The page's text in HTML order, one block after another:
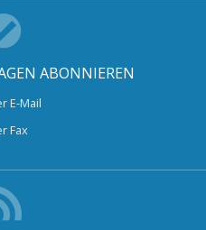
ABONNIEREN
E-Mail
Fax